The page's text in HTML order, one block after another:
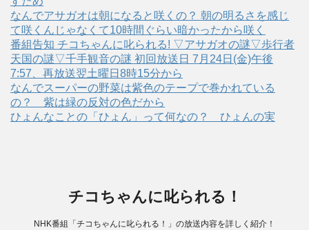
なんでアサガオは朝になると咲くの？ 朝の明るさを感じ
て咲くんじゃなくて10時間ぐらい暗かったから咲く
番組告知 チコちゃんに叱られる! ▽アサガオの謎▽歩行者
天国の謎▽千手観音の謎 初回放送日 7月24日(金)午後
7:57、再放送翌土曜日8時15分から
なんでスーパーの野菜は紫色のテープで巻かれている
の？ 紫は緑の反対の色だから
ひょんなことの「ひょん」って何なの？ ひょんの実
チコちゃんに叱られる！
NHK番組「チコちゃんに叱られる！」の放送内容を詳しく紹介！